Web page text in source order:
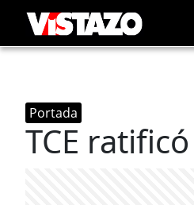
Portada
TCE